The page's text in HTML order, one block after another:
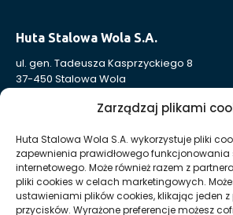
Zarządzaj plikami
Huta Stalowa Wola S.A. wykorzystuje pliki
zapewnienia prawidłowego funkcjonowania
internetowego. Może również razem z
pliki cookies w celach marketingowych.
ustawieniami plików cookies, klikając jeden z
przycisków. Wyrażone preferencje możesz
Huta Stalowa Wola S.A.
ul. gen. Tadeusza Kasprzyckiego 8
37-450 Stalowa Wola
Nr KRS: 0000004324
REGON: 830005443
Sąd Rejonowy w Rzeszowie, XII Wydział
Krajowego Rejestru Sądowego
Kapitał Zakładowy: 332 905 973,00 zł –